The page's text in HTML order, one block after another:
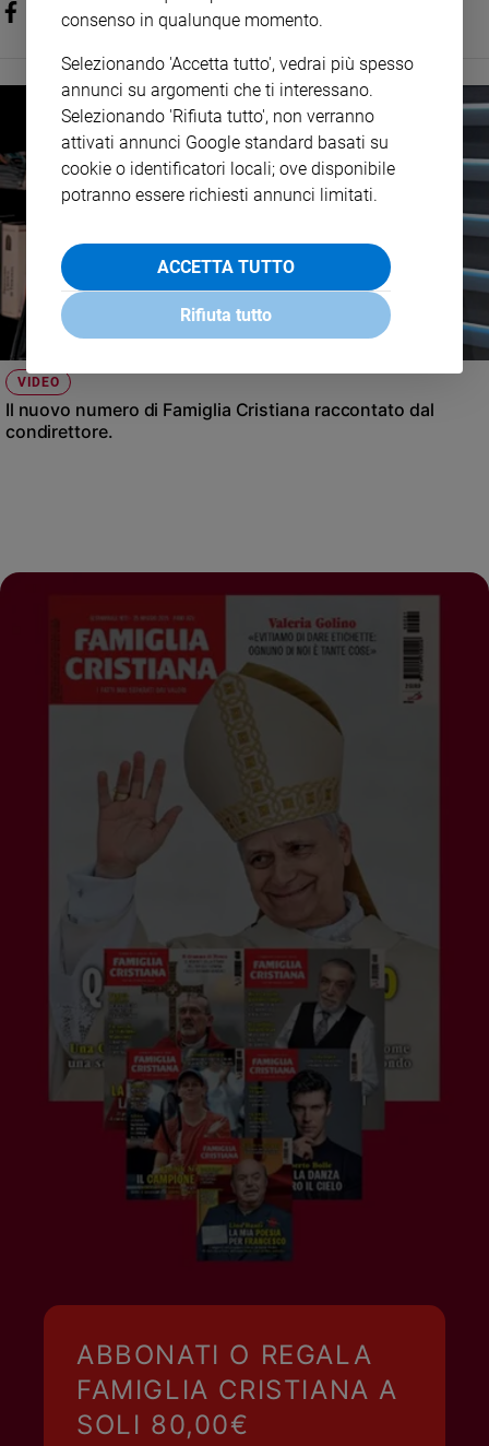
VIDEO
Il nuovo numero di Famiglia Cristiana raccontato dal
condirettore.
ABBONATI O REGALA
FAMIGLIA CRISTIANA A
SOLI 80,00€
consenso in qualunque momento.
Selezionando 'Accetta tutto', vedrai più spesso
annunci su argomenti che ti interessano.
Selezionando 'Rifiuta tutto', non verranno
attivati annunci Google standard basati su
cookie o identificatori locali; ove disponibile
potranno essere richiesti annunci limitati.
ACCETTA TUTTO
Rifiuta tutto